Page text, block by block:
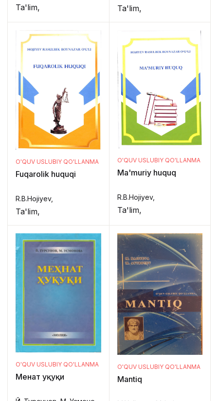
Ta'lim,
ko'rsatma)
Ta'lim,
O'QUV USLUBIY QO'LLANMA
Fuqarolik huquqi
R.B.Hojiyev,
Ta'lim,
O'QUV USLUBIY QO'LLANMA
Ma'muriy huquq
R.B.Hojiyev,
Ta'lim,
O'QUV USLUBIY QO'LLANMA
Меҳнат ҳуқуқи
O'QUV USLUBIY QO'LLANMA
Mantiq